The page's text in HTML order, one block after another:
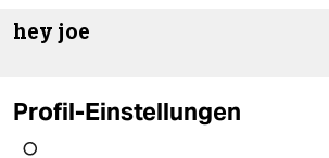
themen
hey joe
Profil-Einstellungen